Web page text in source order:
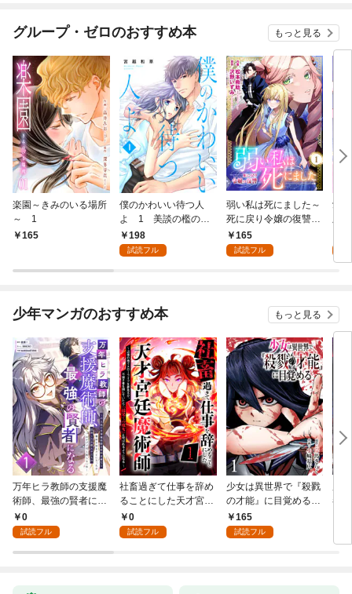
グループ・ゼロのおすすめ本 もっと見る
楽園～きみのいる場所
～ 1
165
僕のかわいい待つ人
よ 1 美談の檻のな
か198
試読フル
弱い私は死にました～
死に戻り令嬢の復讐
～ 1
165
試読フル
愛
版
少年マンガのおすすめ本 もっと見る
万年ヒラ教師の支援魔
術師、最強の賢者にな
る～不人気の支援魔術
師は給料泥棒だと魔術
が、出世した元教え子
0
試読フル
社畜過ぎて仕事を辞め
ることにした天才宮廷
魔術師～辺境の地でス
ローライフを夢見る
0
試読フル
少女は異世界で『殺戮
の才能』に目覚める
(話売り) #1
165
試読フル
者